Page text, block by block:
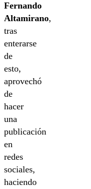
Fernando
Altamirano,
tras
enterarse
de
esto,
aprovechó
de
hacer
una
publicación
en
redes
sociales,
haciendo